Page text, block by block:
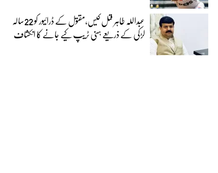
عبداللہ طاہر قتل کیس،مقتول کے ڈرائیور کو 22سالہ
لڑکی کے ذریعے ہنی ٹریپ کیے جانے کا انکشاف